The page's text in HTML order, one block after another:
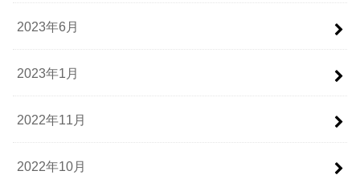
2023年6月
2023年1月
2022年11月
2022年10月